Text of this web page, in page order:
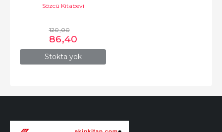
Stokta yok
Sözcü Kitabevi
120,00
86,40